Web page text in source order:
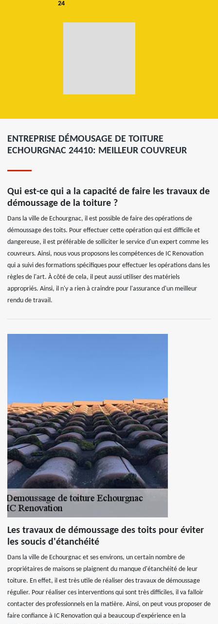
24
ENTREPRISE DÉMOUSAGE DE TOITURE
ECHOURGNAC 24410: MEILLEUR COUVREUR
Qui est-ce qui a la capacité de faire les travaux de
démoussage de la toiture ?
Dans la ville de Echourgnac, il est possible de faire des opérations de
démoussage des toits. Pour effectuer cette opération qui est difficile et
dangereuse, il est préférable de solliciter le service d'un expert comme les
couvreurs. Ainsi, nous vous proposons les compétences de IC Renovation
qui a suivi des formations spécifiques pour effectuer les opérations dans les
règles de l'art. À côté de cela, il peut aussi utiliser des matériels
appropriés. Ainsi, il n'y a rien à craindre pour l'assurance d'un meilleur
rendu de travail.
Les travaux de démoussage des toits pour éviter
les soucis d'étanchéité
Dans la ville de Echourgnac et ses environs, un certain nombre de
propriétaires de maisons se plaignent du manque d'étanchéité de leur
toiture. En effet, il est très utile de réaliser des travaux de démoussage
régulier. Pour réaliser ces interventions qui sont très difficiles, il va falloir
contacter des professionnels en la matière. Ainsi, on peut vous proposer de
faire confiance à IC Renovation qui a beaucoup d'expérience en la